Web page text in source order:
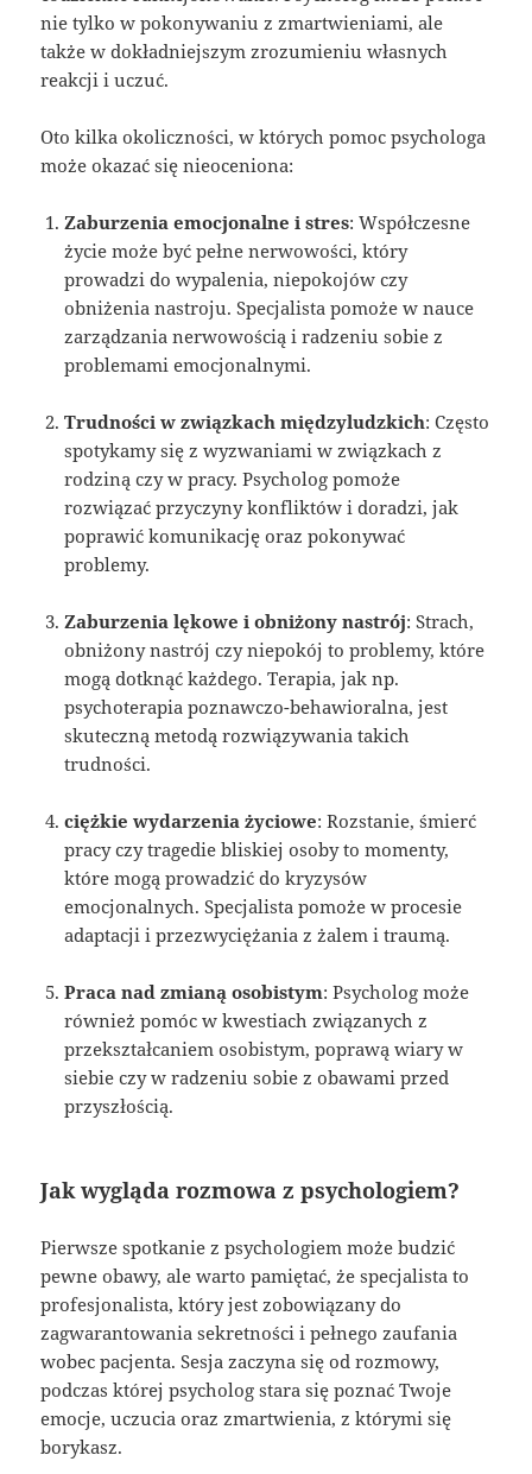
nie tylko w pokonywaniu z zmartwieniami, ale
także w dokładniejszym zrozumieniu własnych
reakcji i uczuć.
Oto kilka okoliczności, w których pomoc psychologa
może okazać się nieoceniona:
Zaburzenia emocjonalne i stres: Współczesne
życie może być pełne nerwowości, który
prowadzi do wypalenia, niepokojów czy
obniżenia nastroju. Specjalista pomoże w nauce
zarządzania nerwowością i radzeniu sobie z
problemami emocjonalnymi.
Trudności w związkach międzyludzkich: Często
spotykamy się z wyzwaniami w związkach z
rodziną czy w pracy. Psycholog pomoże
rozwiązać przyczyny konfliktów i doradzi, jak
poprawić komunikację oraz pokonywać
problemy.
Zaburzenia lękowe i obniżony nastrój: Strach,
obniżony nastrój czy niepokój to problemy, które
mogą dotknąć każdego. Terapia, jak np.
psychoterapia poznawczo-behawioralna, jest
skuteczną metodą rozwiązywania takich
trudności.
ciężkie wydarzenia życiowe: Rozstanie, śmierć
pracy czy tragedie bliskiej osoby to momenty,
które mogą prowadzić do kryzysów
emocjonalnych. Specjalista pomoże w procesie
adaptacji i przezwyciężania z żalem i traumą.
Praca nad zmianą osobistym: Psycholog może
również pomóc w kwestiach związanych z
przekształcaniem osobistym, poprawą wiary w
siebie czy w radzeniu sobie z obawami przed
przyszłością.
Jak wygląda rozmowa z psychologiem?
Pierwsze spotkanie z psychologiem może budzić
pewne obawy, ale warto pamiętać, że specjalista to
profesjonalista, który jest zobowiązany do
zagwarantowania sekretności i pełnego zaufania
wobec pacjenta. Sesja zaczyna się od rozmowy,
podczas której psycholog stara się poznać Twoje
emocje, uczucia oraz zmartwienia, z którymi się
borykasz.